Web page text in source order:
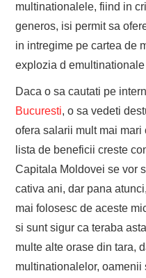
multinationalele, fiind in
generos, isi permit sa
in intregime pe cartea de
explozia d
Daca o sa cautati pe
Bucuresti, o sa vedeti
ofera salarii mult mai
lista de beneficii creste
Capitala Moldovei se vor
cativa ani, dar pana
mai folosesc de aceste
si sunt sigur ca teraba
multe alte orase din tara,
multinationalelor, oamenii